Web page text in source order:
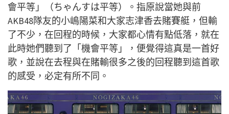
會平等」（ちゃんすは平等）。指原說當她與前
AKB48隊友的小嶋陽菜和大家志津香去賭賽艇，但輸
了不少，在回程的時候，大家都心情有點低落，就在
此時她們聽到了「機會平等」，便覺得這真是一首好
歌，並說在去程與在賭輸很多之後的回程聽到這首歌
的感受，必定有所不同。